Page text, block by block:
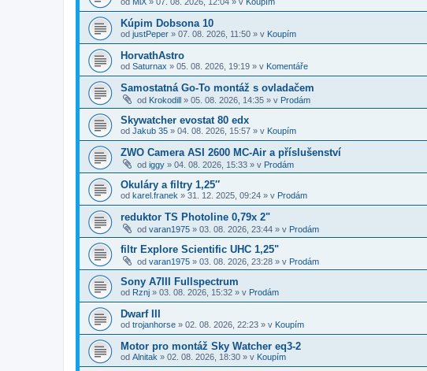
Kúpim Dobsona 10
od justPeper » 07. 08. 2026, 11:50 » v Koupím
HorvathAstro
od Saturnax » 05. 08. 2026, 19:19 » v Komentáře
Samostatná Go-To montáž s ovladačem
od Krokodill » 05. 08. 2026, 14:35 » v Prodám
Skywatcher evostat 80 edx
od Jakub 35 » 04. 08. 2026, 15:57 » v Koupím
ZWO Camera ASI 2600 MC-Air a příslušenství
od iggy » 04. 08. 2026, 15:33 » v Prodám
Okuláry a filtry 1,25″
od karel.franek » 31. 12. 2025, 09:24 » v Prodám
reduktor TS Photoline 0,79x 2"
od varan1975 » 03. 08. 2026, 23:44 » v Prodám
filtr Explore Scientific UHC 1,25"
od varan1975 » 03. 08. 2026, 23:28 » v Prodám
Sony A7III Fullspectrum
od Rznj » 03. 08. 2026, 15:32 » v Prodám
Dwarf III
od trojanhorse » 02. 08. 2026, 22:23 » v Koupím
Motor pro montáž Sky Watcher eq3-2
od Alnitak » 02. 08. 2026, 18:30 » v Koupím